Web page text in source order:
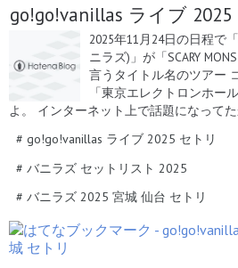
go!go!vanillas ライブ
2025年11月24日の日程で
ニラズ)」が「SCARY
言うタイトル名のツアー
「東京エレクトロンホー
よ。 インターネット上で話題になって
# go!go!vanillas ライブ 2025 セトリ
# バニラズ セットリスト 2025
# バニラズ 2025 宮城 仙台 セトリ